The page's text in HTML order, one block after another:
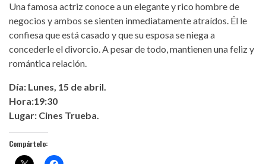
Una famosa actriz conoce a un elegante y rico hombre de
negocios y ambos se sienten inmediatamente atraídos. Él le
confiesa que está casado y que su esposa se niega a
concederle el divorcio. A pesar de todo, mantienen una feliz y
romántica relación.
Día: Lunes, 15 de abril.
Hora:19:30
Lugar: Cines Trueba.
Compártelo: